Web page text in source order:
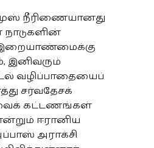
நீரிணையானது
இறையாண்மைக்கு
இனிவரும்
வழிப்பாதையைப்
சர்வதேசக்
கட்டணங்கள்
ஈரானிய
அராக்சி